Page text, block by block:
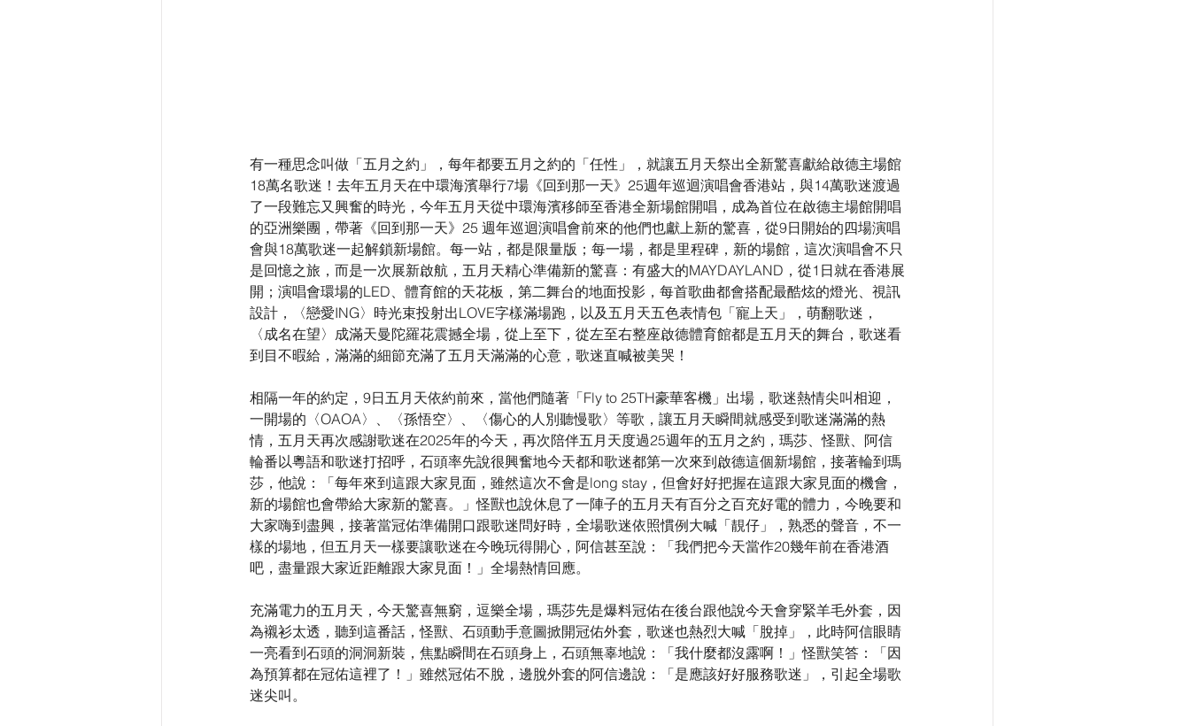
有一種思念叫做「五月之約」，每年都要五月之約的「任性」，就讓五月天祭出全新驚喜獻給啟德主場館
18萬名歌迷！去年五月天在中環海濱舉行7場《回到那一天》25週年巡迴演唱會香港站，與14萬歌迷渡過
了一段難忘又興奮的時光，今年五月天從中環海濱移師至香港全新場館開唱，成為首位在啟德主場館開唱
的亞洲樂團，帶著《回到那一天》25 週年巡迴演唱會前來的他們也獻上新的驚喜，從9日開始的四場演唱
會與18萬歌迷一起解鎖新場館。每一站，都是限量版；每一場，都是里程碑，新的場館，這次演唱會不只
是回憶之旅，而是一次展新啟航，五月天精心準備新的驚喜：有盛大的MAYDAYLAND，從1日就在香港展
開；演唱會環場的LED、體育館的天花板，第二舞台的地面投影，每首歌曲都會搭配最酷炫的燈光、視訊
設計，〈戀愛ING〉時光束投射出LOVE字樣滿場跑，以及五月天五色表情包「寵上天」，萌翻歌迷，
〈成名在望〉成滿天曼陀羅花震撼全場，從上至下，從左至右整座啟德體育館都是五月天的舞台，歌迷看
到目不暇給，滿滿的細節充滿了五月天滿滿的心意，歌迷直喊被美哭！
相隔一年的約定，9日五月天依約前來，當他們隨著「Fly to 25TH豪華客機」出場，歌迷熱情尖叫相迎，
一開場的〈OAOA〉、〈孫悟空〉、〈傷心的人別聽慢歌〉等歌，讓五月天瞬間就感受到歌迷滿滿的熱
情，五月天再次感謝歌迷在2025年的今天，再次陪伴五月天度過25週年的五月之約，瑪莎、怪獸、阿信
輪番以粵語和歌迷打招呼，石頭率先說很興奮地今天都和歌迷都第一次來到啟德這個新場館，接著輪到瑪
莎，他說：「每年來到這跟大家見面，雖然這次不會是long stay，但會好好把握在這跟大家見面的機會，
新的場館也會帶給大家新的驚喜。」怪獸也說休息了一陣子的五月天有百分之百充好電的體力，今晚要和
大家嗨到盡興，接著當冠佑準備開口跟歌迷問好時，全場歌迷依照慣例大喊「靚仔」，熟悉的聲音，不一
樣的場地，但五月天一樣要讓歌迷在今晚玩得開心，阿信甚至說：「我們把今天當作20幾年前在香港酒
吧，盡量跟大家近距離跟大家見面！」全場熱情回應。
充滿電力的五月天，今天驚喜無窮，逗樂全場，瑪莎先是爆料冠佑在後台跟他說今天會穿緊羊毛外套，因
為襯衫太透，聽到這番話，怪獸、石頭動手意圖掀開冠佑外套，歌迷也熱烈大喊「脫掉」，此時阿信眼睛
一亮看到石頭的洞洞新裝，焦點瞬間在石頭身上，石頭無辜地說：「我什麼都沒露啊！」怪獸笑答：「因
為預算都在冠佑這裡了！」雖然冠佑不脫，邊脫外套的阿信邊說：「是應該好好服務歌迷」，引起全場歌
迷尖叫。